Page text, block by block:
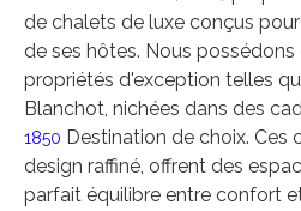
de chalets de luxe conçus
de ses hôtes. Nous possédons
propriétés d'exception telles
Blanchot, nichées dans des
1850 Destination de choix. Ces
design raffiné, offrent des
parfait équilibre entre confort